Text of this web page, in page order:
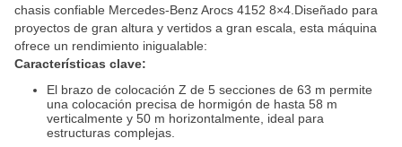
chasis confiable Mercedes-Benz Arocs 4152 8×4.Diseñado para
proyectos de gran altura y vertidos a gran escala, esta máquina
ofrece un rendimiento inigualable:
Características clave:
El brazo de colocación Z de 5 secciones de 63 m permite
una colocación precisa de hormigón de hasta 58 m
verticalmente y 50 m horizontalmente, ideal para
estructuras complejas.